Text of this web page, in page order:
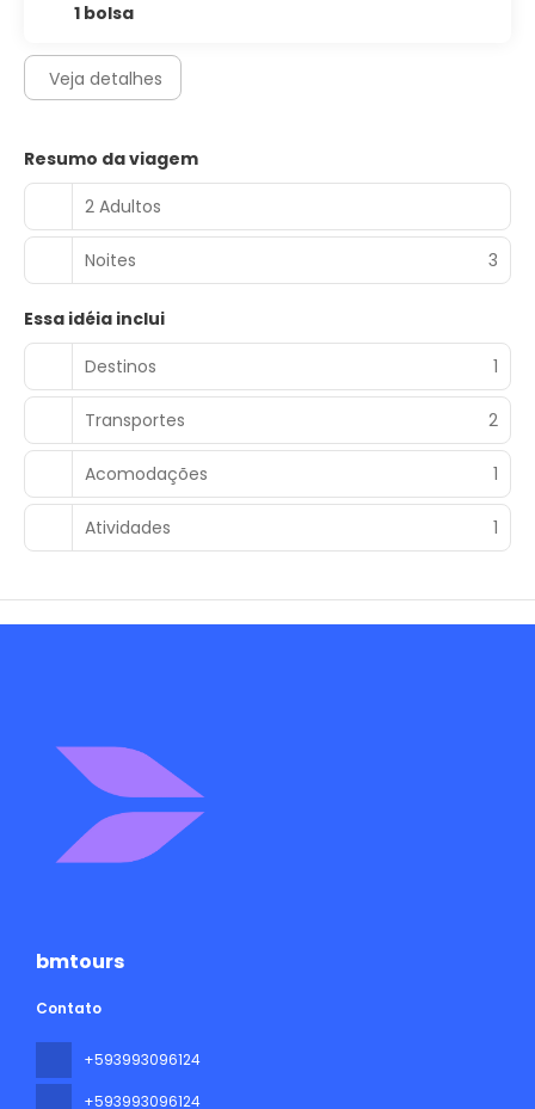
1 bolsa
Veja detalhes
Resumo da viagem
2 Adultos
Noites 3
Essa idéia inclui
Destinos
1
Transportes 2
Acomodações 1
Atividades 1
bmtours
Contato
+593993096124
+593993096124